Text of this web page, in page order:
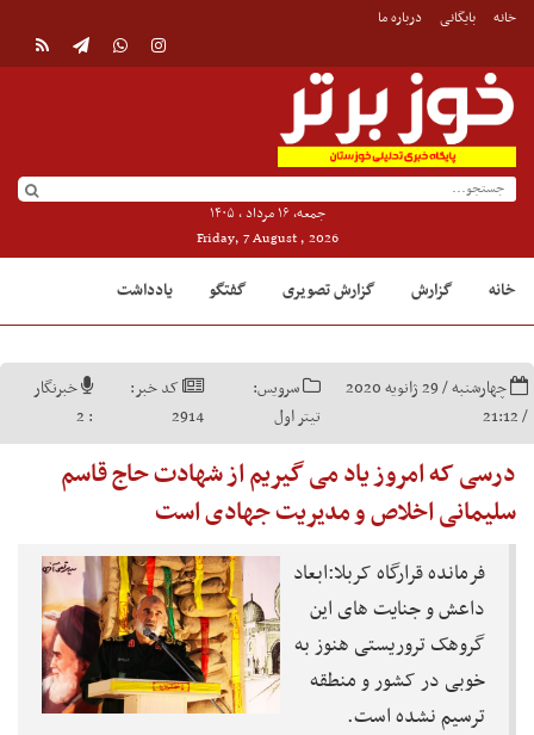
خانه بایگانی درباره ما
جمعه, ۱۶ مرداد , ۱۴۰۵
Friday, 7 August , 2026
خانه گزارش گزارش تصویری گفتگو یادداشت
چهارشنبه / 29 ژانویه 2020
/ 21:12
سرویس:
تیتر اول
کد خبر:
2914
خبرنگار
:
2
درسی که امروز یاد می گیریم از شهادت حاج قاسم
سلیمانی اخلاص و مدیریت جهادی است
فرمانده قرارگاه کربلا:ابعاد
داعش و جنایت های این
گروهک تروریستی هنوز به
خوبی در کشور و منطقه
ترسیم نشده است.